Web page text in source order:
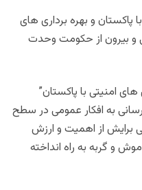
و بهره بردارى هاى
بيرون از حكومت وحدت
امنيتى با پاكستان”
به افكار عمومى در سطح
برايش از اهميت و ارزش
و گربه به راه انداخته